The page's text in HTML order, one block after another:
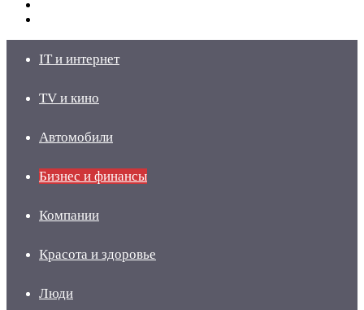
IT и интернет
TV и кино
Автомобили
Бизнес и финансы
Компании
Красота и здоровье
Люди